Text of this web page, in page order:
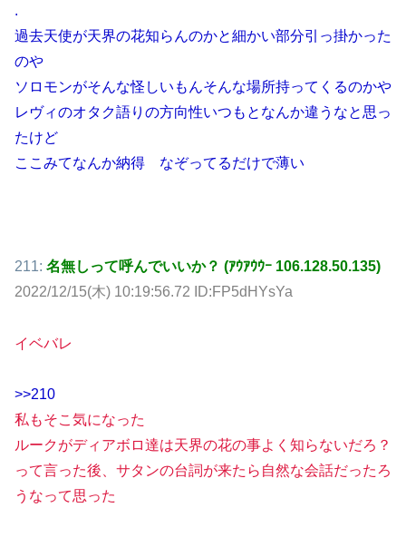
.
過去天使が天界の花知らんのかと細かい部分引っ掛かった
のや
ソロモンがそんな怪しいもんそんな場所持ってくるのかや
レヴィのオタク語りの方向性いつもとなんか違うなと思っ
たけど
ここみてなんか納得 なぞってるだけで薄い
211: 名無しって呼んでいいか？ (ｱｳｱｳｳｰ 106.128.50.135)
2022/12/15(木) 10:19:56.72 ID:FP5dHYsYa
イベバレ
>>210
私もそこ気になった
ルークがディアボロ達は天界の花の事よく知らないだろ？
って言った後、サタンの台詞が来たら自然な会話だったろ
うなって思った